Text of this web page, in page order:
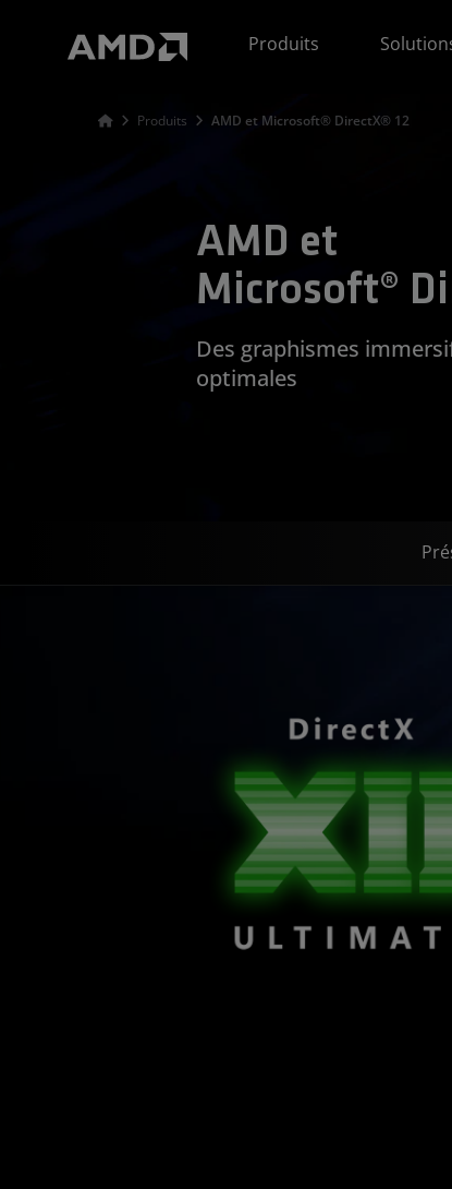
Produits
Produits AMD et Microsoft® DirectX® 12
AMD et
Microsoft®
Des graphismes
optimales